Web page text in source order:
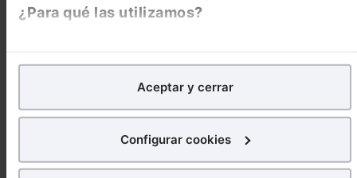
¿Para qué las utilizamos?
analíticospara tratar demejorar tu experienciaen
nuestra página web. También con fines publicitarios,
para poder mostrarte publicidad y contenidos de tu
¿Qué puedes hacer?
Aceptar y cerrar
Configurar cookies
asumir la posición del fabricante
PENAL
Insostenibilidad emocional en el ámbito familiar
por maltrato habitual